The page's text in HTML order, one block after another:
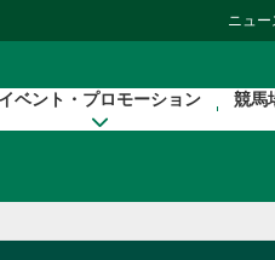
ニュー
イベント・プロモーション 競馬